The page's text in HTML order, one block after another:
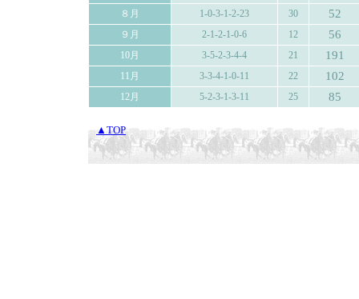
８月 1-0-3-1-2-23 30 52
９月 2-1-2-1-0-6 12 56
10月 3-5-2-3-4-4 21 191
11月 3-3-4-1-0-11 22 102
12月 5-2-3-1-3-11 25 85
▲TOP